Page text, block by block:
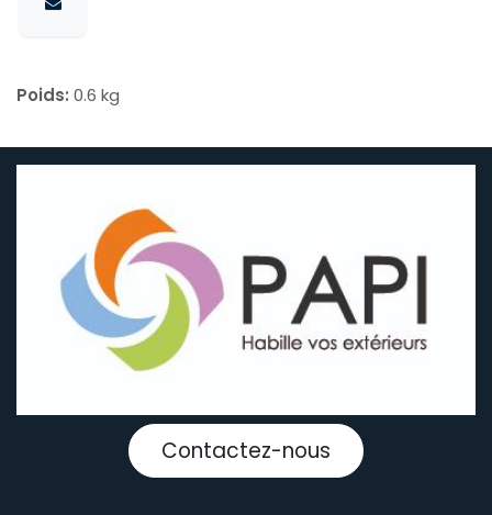
Poids: 0.6 kg
Contactez-nous